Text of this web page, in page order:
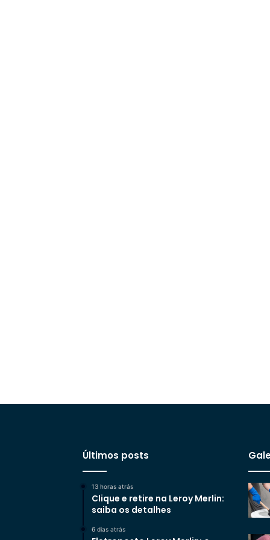
Últimos posts
13 horas atrás
Clique e retire na Leroy Merlin:
saiba os detalhes
6 dias atrás